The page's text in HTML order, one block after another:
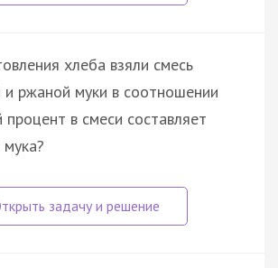
хлеба взяли смесь
ржаной муки в соотношении
процент в смеси составляет